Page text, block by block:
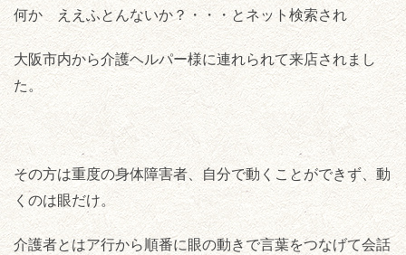
何か ええふとんないか？・・・とネット検索され
大阪市内から介護ヘルパー様に連れられて来店されまし
た。
その方は重度の身体障害者、自分で動くことができず、動
くのは眼だけ。
介護者とはア行から順番に眼の動きで言葉をつなげて会話